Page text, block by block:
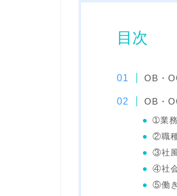
目次
OB・
OB・
➀業
②職
③社
④社
⑤働